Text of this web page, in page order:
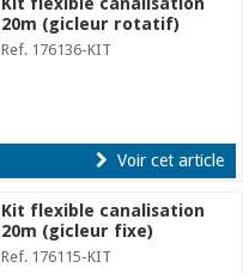
20m (gicleur rotatif)
Ref. 176136-KIT
Voir cet article
Kit flexible canalisation
20m (gicleur fixe)
Ref. 176115-KIT